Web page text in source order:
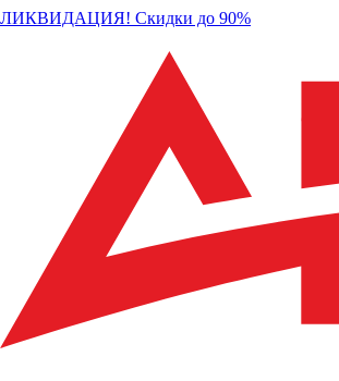
ЛИКВИДАЦИЯ! Скидки до 90%